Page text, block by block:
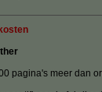
pagina's meer dan